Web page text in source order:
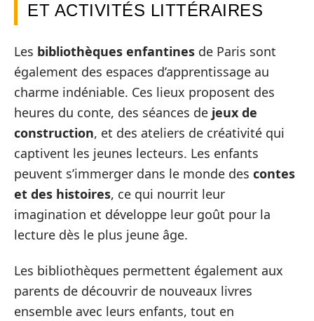
ET ACTIVITÉS LITTÉRAIRES
Les bibliothèques enfantines de Paris sont
également des espaces d’apprentissage au
charme indéniable. Ces lieux proposent des
heures du conte, des séances de jeux de
construction, et des ateliers de créativité qui
captivent les jeunes lecteurs. Les enfants
peuvent s’immerger dans le monde des contes
et des histoires, ce qui nourrit leur
imagination et développe leur goût pour la
lecture dès le plus jeune âge.
Les bibliothèques permettent également aux
parents de découvrir de nouveaux livres
ensemble avec leurs enfants, tout en